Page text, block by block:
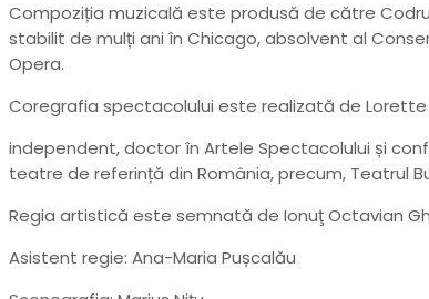
Compoziția muzicală este produsă de către
stabilit de mulți ani în Chicago, absolvent al
Opera.
Coregrafia spectacolului este realizată de Lorette
independent, doctor în Artele Spectacolului și
teatre de referință din România, precum, Teatrul
Regia artistică este semnată de Ionuţ Octavian
Asistent regie: Ana-Maria Pușcalău